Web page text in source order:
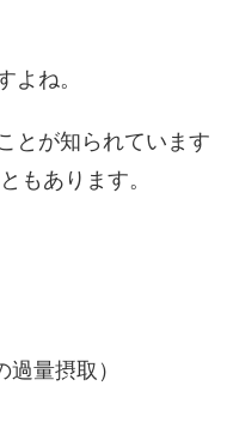
よね。
とが知られています
もあります。
量摂取）